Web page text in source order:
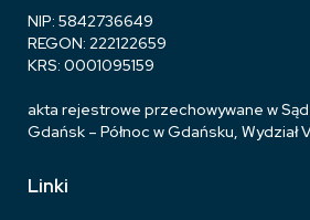
NIP: 5842736649
REGON: 222122659
KRS: 0001095159
akta rejestrowe przechowywane w
Gdańsk – Północ w Gdańsku, Wydział
Linki